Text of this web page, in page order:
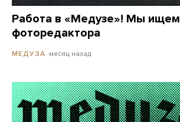
Работа в «Медузе»! Мы ищем
фоторедактора
МЕДУЗА месяц назад